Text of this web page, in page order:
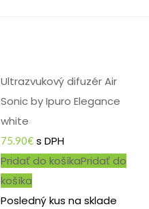
Ultrazvukový difuzér Air
Sonic by Ipuro Elegance
white
75.90€ s DPH
Pridať do košíkaPridať do
košíka
Posledný kus na sklade